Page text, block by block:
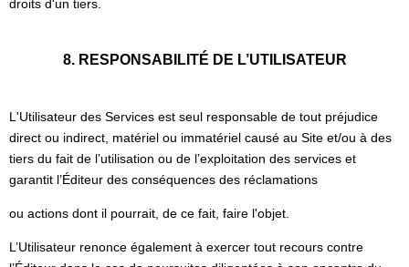
droits d'un tiers.
8. RESPONSABILITÉ DE L’UTILISATEUR
L'Utilisateur des Services est seul responsable de tout préjudice
direct ou indirect, matériel ou immatériel causé au Site et/ou à des
tiers du fait de l’utilisation ou de l’exploitation des services et
garantit l’Éditeur des conséquences des réclamations
ou actions dont il pourrait, de ce fait, faire l'objet.
L’Utilisateur renonce également à exercer tout recours contre